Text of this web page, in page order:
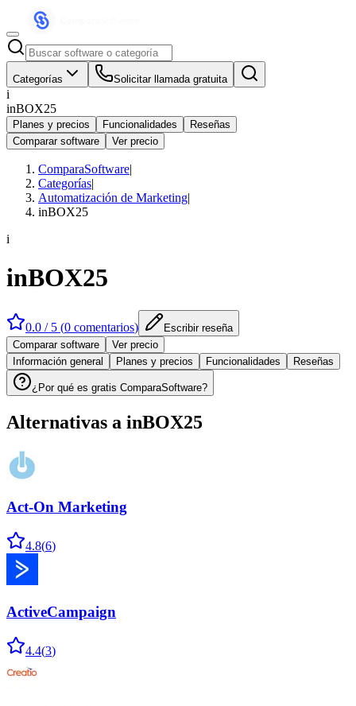
Categorías Solicitar llamada gratuita
i
inBOX25
Planes y precios Funcionalidades
Reseñas
Comparar software
Ver precio
ComparaSoftware|
Categorías|
Automatización de Marketing|
inBOX25
i
inBOX25
0.0 / 5 (0 comentarios)
Escribir reseña
Comparar software
Ver precio
Información general
Planes y precios Funcionalidades Reseñas
¿Por qué es gratis ComparaSoftware?
Alternativas a inBOX25
Act-On Marketing
4.8(6)
ActiveCampaign
4.4(3)